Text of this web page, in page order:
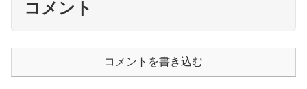
コメント
コメントを書き込む